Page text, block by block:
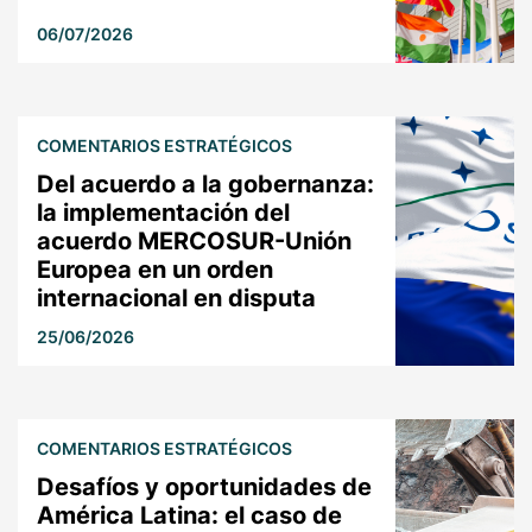
06/07/2026
COMENTARIOS ESTRATÉGICOS
Del acuerdo a la gobernanza:
la implementación del
acuerdo MERCOSUR-Unión
Europea en un orden
internacional en disputa
25/06/2026
COMENTARIOS ESTRATÉGICOS
Desafíos y oportunidades de
América Latina: el caso de